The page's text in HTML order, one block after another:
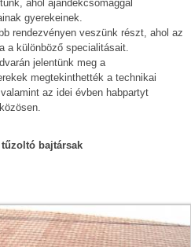
ahol ajándékcsomaggal
gyerekeinek.
rendezvényen veszünk részt, ahol az
a különböző specialitásait.
jelentünk meg a
megtekinthették a technikai
az idei évben habpartyt
tűzoltó bajtársak